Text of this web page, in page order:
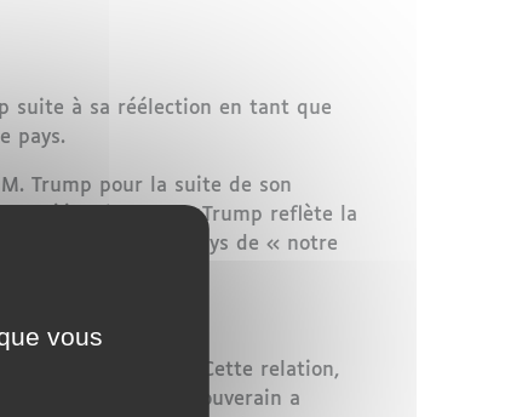
suite à sa réélection en tant que
pays.
Trump pour la suite de son
réélection de M. Trump reflète la
Unis, qualifiant le pays de « notre
et les États-Unis. Cette relation,
secteurs. Le Souverain a
vous